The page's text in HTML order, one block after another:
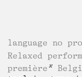
language no
Relaxed
première